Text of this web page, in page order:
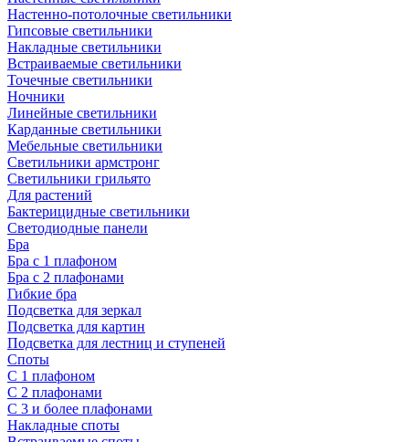
Настенно-потолочные светильники
Гипсовые светильники
Накладные светильники
Встраиваемые светильники
Точечные светильники
Ночники
Линейные светильники
Карданные светильники
Мебельные светильники
Светильники армстронг
Светильники грильято
Для растений
Бактерицидные светильники
Светодиодные панели
Бра
Бра с 1 плафоном
Бра с 2 плафонами
Гибкие бра
Подсветка для зеркал
Подсветка для картин
Подсветка для лестниц и ступеней
Споты
С 1 плафоном
С 2 плафонами
С 3 и более плафонами
Накладные споты